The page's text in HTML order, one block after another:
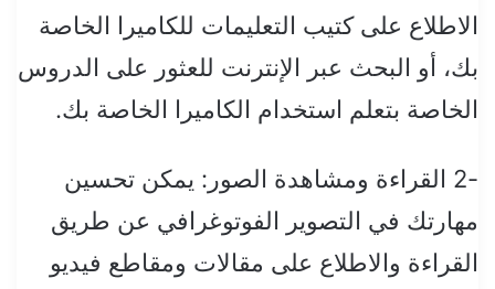
الاطلاع على كتيب التعليمات للكاميرا الخاصة
بك، أو البحث عبر الإنترنت للعثور على الدروس
الخاصة بتعلم استخدام الكاميرا الخاصة بك.
-2 القراءة ومشاهدة الصور: يمكن تحسين
مهارتك في التصوير الفوتوغرافي عن طريق
القراءة والاطلاع على مقالات ومقاطع فيديو